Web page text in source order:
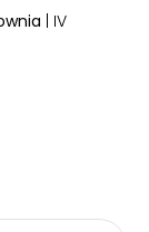
| IV